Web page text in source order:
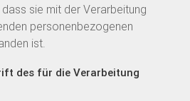
sie mit der Verarbeitung
personenbezogenen
ist.
des für die Verarbeitung